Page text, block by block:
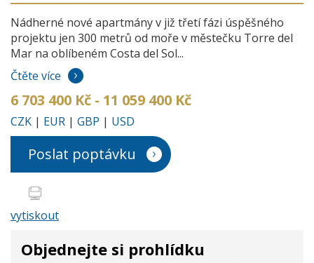
Nádherné nové apartmány v již třetí fázi úspěšného
projektu jen 300 metrů od moře v městečku Torre del
Mar na oblíbeném Costa del Sol...
Čtěte více
6 703 400 Kč - 11 059 400 Kč
CZK | EUR | GBP | USD
Poslat poptávku
vytiskout
Objednejte si prohlídku